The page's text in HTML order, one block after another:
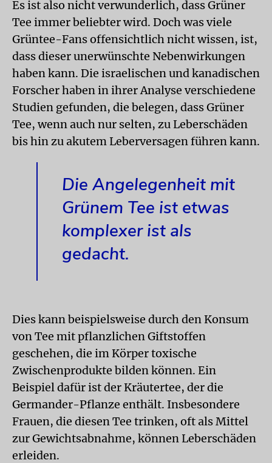
Es ist also nicht verwunderlich, dass Grüner
Tee immer beliebter wird. Doch was viele
Grüntee-Fans offensichtlich nicht wissen, ist,
dass dieser unerwünschte Nebenwirkungen
haben kann. Die israelischen und kanadischen
Forscher haben in ihrer Analyse verschiedene
Studien gefunden, die belegen, dass Grüner
Tee, wenn auch nur selten, zu Leberschäden
bis hin zu akutem Leberversagen führen kann.
Die Angelegenheit mit
Grünem Tee ist etwas
komplexer ist als
gedacht.
Dies kann beispielsweise durch den Konsum
von Tee mit pflanzlichen Giftstoffen
geschehen, die im Körper toxische
Zwischenprodukte bilden können. Ein
Beispiel dafür ist der Kräutertee, der die
Germander-Pflanze enthält. Insbesondere
Frauen, die diesen Tee trinken, oft als Mittel
zur Gewichtsabnahme, können Leberschäden
erleiden.